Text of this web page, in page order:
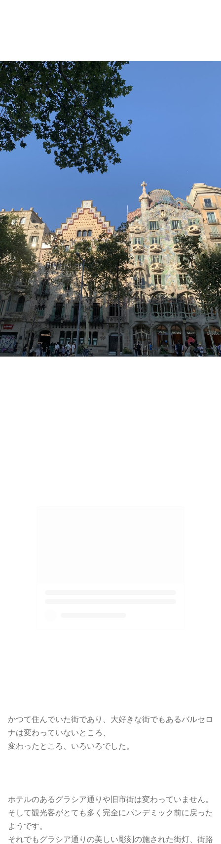
かつて住んでいた街であり、大好きな街でもあるバルセロ
ナは変わっていないところ、
変わったところ、いろいろでした。
ホテルのあるグラシア通りや旧市街は変わっていません。
そして観光客がとても多く完全にパンデミック前に戻った
ようです。
それでもグラシア通りの美しい彫刻の施された街灯、街路